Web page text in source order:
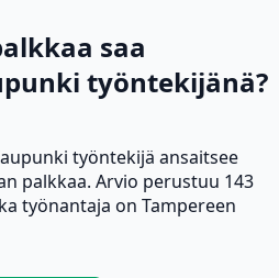
saa
työntekijänä?
työntekijä ansaitsee
palkkaa. Arvio perustuu 143
työnantaja on Tampereen